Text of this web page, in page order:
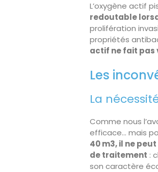
L’oxygène actif
redoutable
prolifération
propriétés
actif ne fait pas
Les
La
Comme nous
efficace… mais
40 m3, il ne
de traitement :
son caractère